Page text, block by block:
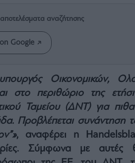
αναζήτησης
Google
Οικονομικών,
στο περιθώριο της
Ταμείου (ΔΝΤ) για
Προβλέπεται συνάντηση
, αναφέρει η
Σύμφωνα με αυτές